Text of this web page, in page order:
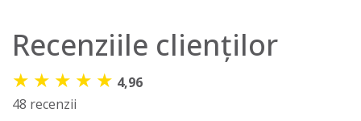
Recenziile clienților
★ ★ ★ ★ ★ 4,96
48 recenzii